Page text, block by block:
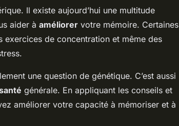
Il existe aujourd’hui une multitude
aider à améliorer votre mémoire. Certaines
de concentration et même des
une question de génétique. C’est aussi
générale. En appliquant les conseils et
améliorer votre capacité à mémoriser et à